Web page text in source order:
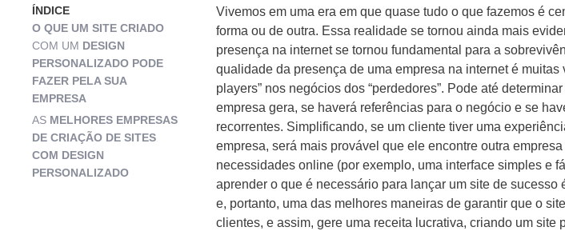
Vivemos em uma era em que quase tudo o que fazemos é
forma ou de outra. Essa realidade se tornou ainda mais
presença na internet se tornou fundamental para a
qualidade da presença de uma empresa na internet é muitas
players” nos negócios dos “perdedores”. Pode até
empresa gera, se haverá referências para o negócio e se
recorrentes. Simplificando, se um cliente tiver uma
empresa, será mais provável que ele encontre outra
necessidades online (por exemplo, uma interface simples e
aprender o que é necessário para lançar um site de sucesso
e, portanto, uma das melhores maneiras de garantir que o
clientes, e assim, gere uma receita lucrativa, criando um site
ÍNDICE
O QUE UM SITE CRIADO
COM UM DESIGN
PERSONALIZADO PODE
FAZER PELA SUA
EMPRESA
AS MELHORES EMPRESAS
DE CRIAÇÃO DE SITES
COM DESIGN
PERSONALIZADO
Tipo do Projeto
Criação de Site
Criação de Loja Virtual
Videos Animados
Mídias Sociais